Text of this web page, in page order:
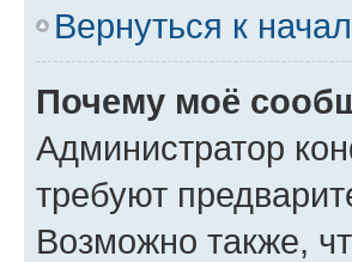
Вернуться к
Почему моё
Администратор
требуют
Возможно также,